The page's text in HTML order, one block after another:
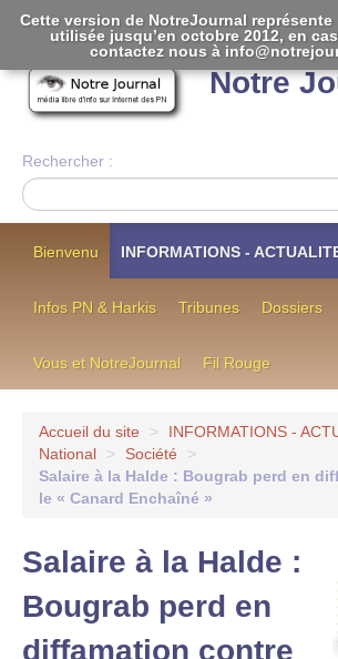
Notre
Rechercher :
Bienvenu INFORMATIONS -
Infos PN & Harkis Tribunes Dossiers
Vous et NotreJournal Fil Rouge
Accueil du site > INFORMATIONS -
National
> Société
>
Salaire à la Halde : Bougrab perd en
le « Canard Enchaîné »
Salaire à la Halde :
Bougrab perd en
diffamation contre
Cette version de NotreJournal représente
utilisée jusqu’en octobre 2012, en
contactez nous à